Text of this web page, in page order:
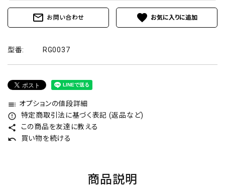
mail_outline お問い合わせ favorite
型番: RG0037
toc オプションの値段詳細
error_outline 特定商取引法に基づく表記 (返品など)
share この商品を友達に教える
undo 買い物を続ける
商品説明